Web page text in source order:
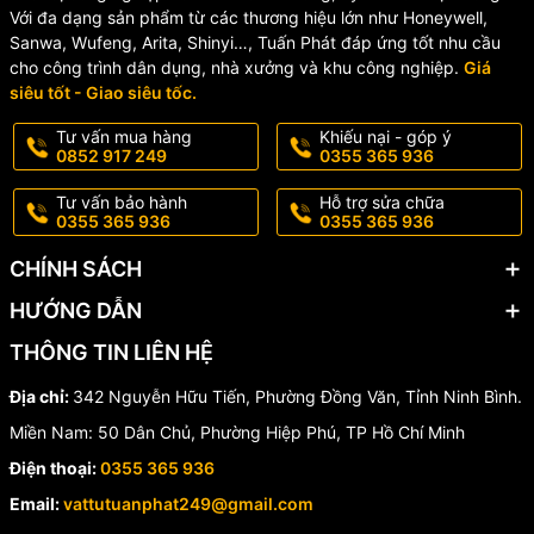
T6865H2WB?
✅ Thương hiệu uy tín toàn cầu –Honeywell
✅ Thiết kế đẹp, hiện đại, dễ sử dụng
✅ Tiết kiệm năng lượng – thân thiện môi trường
✅ Dễ dàng cài đặt, vận hành và bảo trì
✅ Chính hãng 100%, đầy đủCO/CQ,bảo hành 12 tháng
🛒Đặt Mua Ngay Tại VẬT TƯ
TUẤN PHÁT
Hàng mới 100%, giá tốt nhất thị trường
Giao hàng toàn quốc: Hỏa tốc – tiết kiệm – linh hoạt
Hỗ trợ kỹ thuật, tư vấn lắp đặt tận tình
Với đa dạng sản phẩm từ các thương hiệu lớn như Honeywell,
Sanwa, Wufeng, Arita, Shinyi…, Tuấn Phát đáp ứng tốt nhu cầu
cho công trình dân dụng, nhà xưởng và khu công nghiệp. Giá
siêu tốt - Giao siêu tốc.
Tư vấn mua hàng
0852 917 249
Khiếu nại - góp ý
0355 365 936
Tư vấn bảo hành
0355 365 936
Hỗ trợ sửa chữa
0355 365 936
CHÍNH SÁCH
HƯỚNG DẪN
THÔNG TIN LIÊN HỆ
Địa chỉ: 342 Nguyễn Hữu Tiến, Phường Đồng Văn, Tỉnh Ninh Bình.
Miền Nam: 50 Dân Chủ, Phường Hiệp Phú, TP Hồ Chí Minh
Điện thoại:0355 365 936
Email:vattutuanphat249@gmail.com